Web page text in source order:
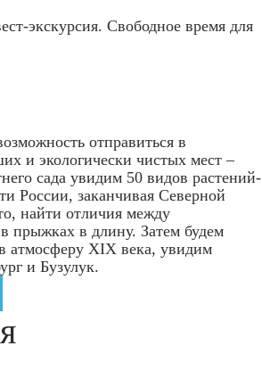
экскурсия. Свободное время для
отправиться в
и экологически чистых мест –
сада увидим 50 видов растений-
России, заканчивая Северной
найти отличия между
прыжках в длину. Затем будем
атмосферу XIX века, увидим
и Бузулук.